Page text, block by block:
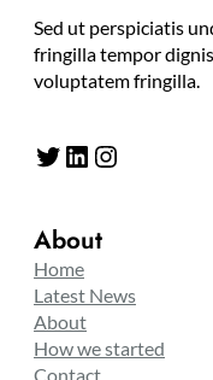
Sed ut perspiciatis
fringilla tempor
voluptatem fringilla.
Twitter LinkedIn Instagram
About
Home
Latest News
About
How we started
Contact